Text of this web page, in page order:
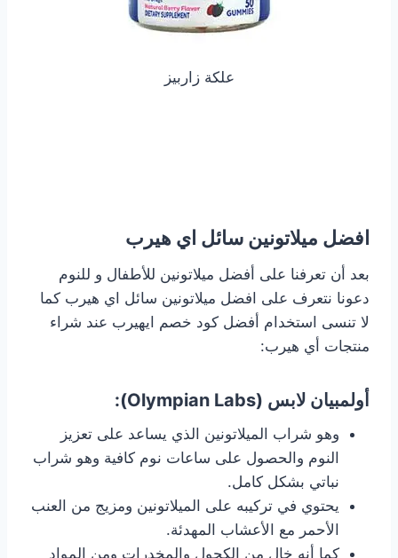
علكة زاربيز
افضل ميلاتونين سائل اي هيرب
بعد أن تعرفنا على أفضل ميلاتونين للأطفال و للنوم
دعونا نتعرف على افضل ميلاتونين سائل اي هيرب كما
لا تنسى استخدام أفضل كود خصم ايهيرب عند شراء
منتجات أي هيرب:
أولمبيان لابس (Olympian Labs‏):
وهو شراب الميلاتونين الذي يساعد على تعزيز
النوم والحصول على ساعات نوم كافية وهو شراب
نباتي بشكل كامل.
يحتوي في تركيبه على الميلاتونين ومزيج من العنب
الأحمر مع الأعشاب المهدئة.
كما أنه خالٍ من الكحول والمخدرات ومن المواد